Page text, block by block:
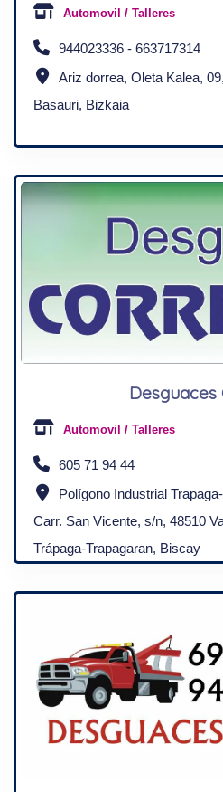
Automovil / Talleres
944023336 - 663717314
Ariz dorrea, Oleta Kalea,
Basauri, Bizkaia
Desguaces
Automovil / Talleres
605 71 94 44
Polígono Industrial
Carr. San Vicente, s/n, 48510
Trápaga-Trapagaran, Biscay